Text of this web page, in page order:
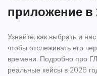
приложение в
Узнайте, как выбрать и
чтобы отслеживать его
времени. Подробно про
реальные кейсы в 2026